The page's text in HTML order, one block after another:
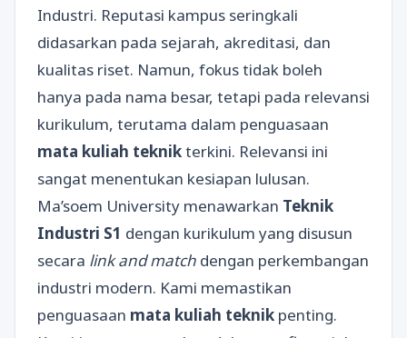
Industri. Reputasi kampus seringkali
didasarkan pada sejarah, akreditasi, dan
kualitas riset. Namun, fokus tidak boleh
hanya pada nama besar, tetapi pada relevansi
kurikulum, terutama dalam penguasaan
mata kuliah teknikterkini. Relevansi ini
sangat menentukan kesiapan lulusan.
Ma’soem University menawarkan Teknik
Industri S1 dengan kurikulum yang disusun
secara link and match dengan perkembangan
industri modern. Kami memastikan
penguasaan mata kuliah teknik penting.